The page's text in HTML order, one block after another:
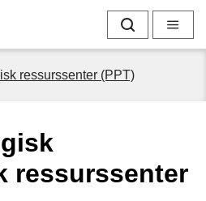
Søk Meny
ressurssenter (PPT)
ressurssenter